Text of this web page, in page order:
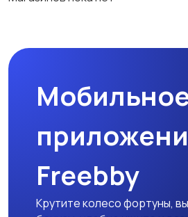
Freebby
Крутите колесо фортуны,